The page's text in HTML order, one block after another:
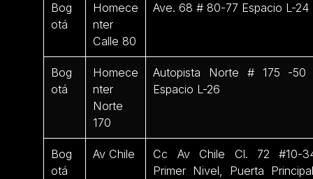
Bog
otá
Homece
nter
Calle 80
Ave. 68 # 80-77 Espacio L-24
Bog
otá
Homece
nter
Norte
170
Autopista Norte # 175 -
Espacio L-26
Bog
otá
Av Chile
Cc Av Chile Cl. 72 #10-
Primer Nivel, Puerta